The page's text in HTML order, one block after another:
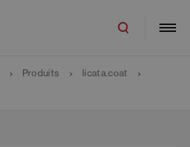
Produits
licata.coat